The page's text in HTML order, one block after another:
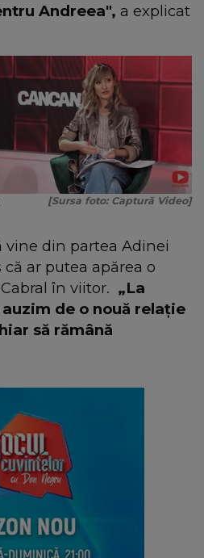
Andreea", a explicat
[Sursa foto: Captură Video]
vine din partea Adinei
ar putea apărea o
în viitor. „La
auzim de o nouă relație
să rămână